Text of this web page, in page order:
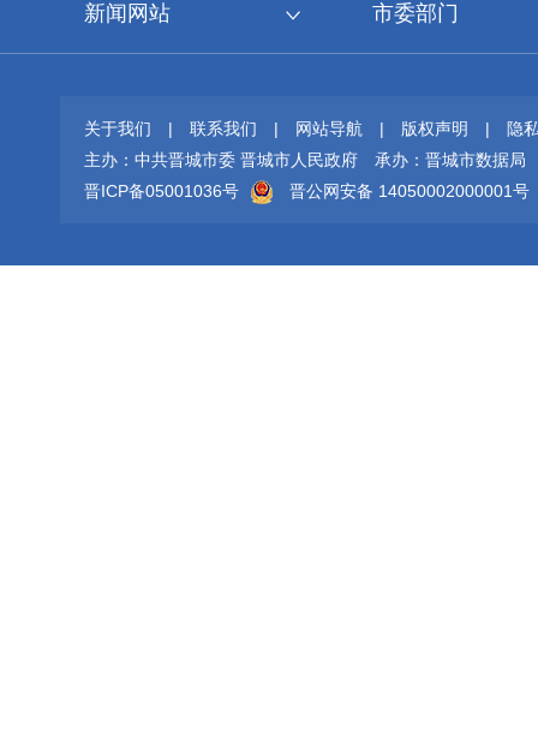
新闻网站 市委部门
关于我们 | 联系我们 | 网站导航 | 版权声明 |
隐
主办：中共晋城市委 晋城市人民政府
承办：晋城市数据局
晋ICP备05001036号
晋公网安备 14050002000001号